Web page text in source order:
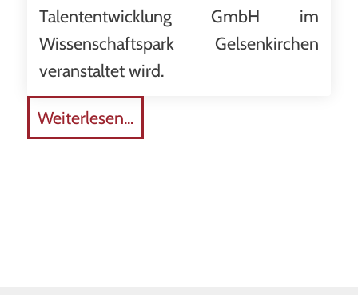
Talententwicklung GmbH im
Wissenschaftspark Gelsenkirchen
veranstaltet wird.
Weiterlesen...